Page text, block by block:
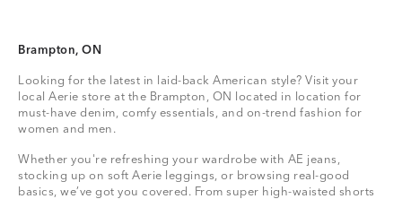
Brampton, ON
Looking for the latest in laid-back American style? Visit your
local Aerie store at the Brampton, ON located in location for
must-have denim, comfy essentials, and on-trend fashion for
women and men.
Whether you're refreshing your wardrobe with AE jeans,
stocking up on soft Aerie leggings, or browsing real-good
basics, we’ve got you covered. From super high-waisted shorts